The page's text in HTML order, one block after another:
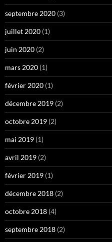
septembre 2020 (3)
juillet 2020 (1)
juin 2020 (2)
mars 2020 (1)
février 2020 (1)
décembre 2019 (2)
octobre 2019 (2)
mai 2019 (1)
avril 2019 (2)
février 2019 (1)
décembre 2018 (2)
octobre 2018 (4)
septembre 2018 (2)